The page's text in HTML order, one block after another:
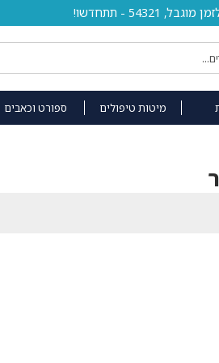
54321 - תתחדשו!
מיטות טיפולים ספורט וכאבים